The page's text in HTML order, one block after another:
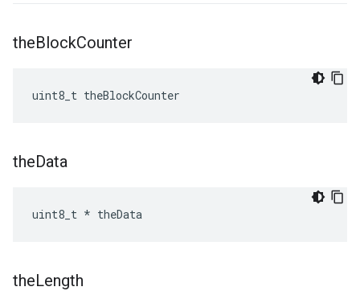
theBlockCounter
uint8_t theBlockCounter
theData
uint8_t * theData
theLength